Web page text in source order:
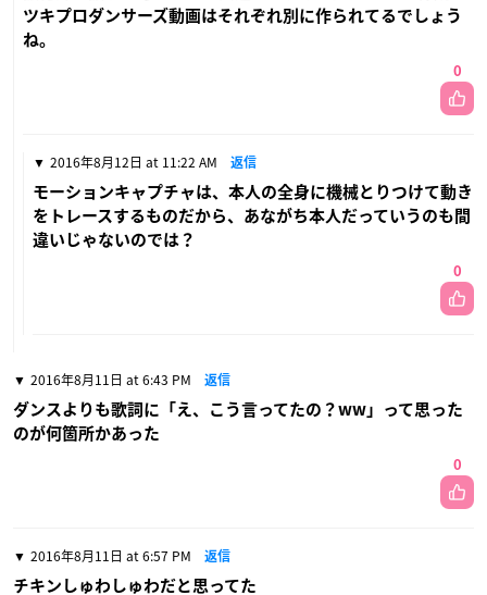
ツキプロダンサーズ動画はそれぞれ別に作られてるでしょう
ね。
0
2016年8月12日 at 11:22 AM 返信
モーションキャプチャは、本人の全身に機械とりつけて動き
をトレースするものだから、あながち本人だっていうのも間
違いじゃないのでは？
0
2016年8月11日 at 6:43 PM 返信
ダンスよりも歌詞に「え、こう言ってたの？ww」って思った
のが何箇所かあった
0
2016年8月11日 at 6:57 PM 返信
チキンしゅわしゅわだと思ってた